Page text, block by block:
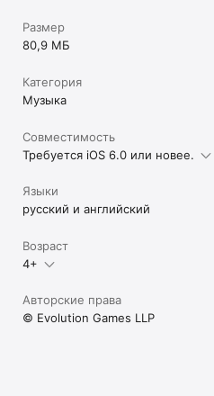
Размер
80,9 МБ
Категория
Музыка
Совместимость
Требуется iOS 6.0 или новее.
Языки
русский и английский
Возраст
4+
Авторские права
© Evolution Games LLP